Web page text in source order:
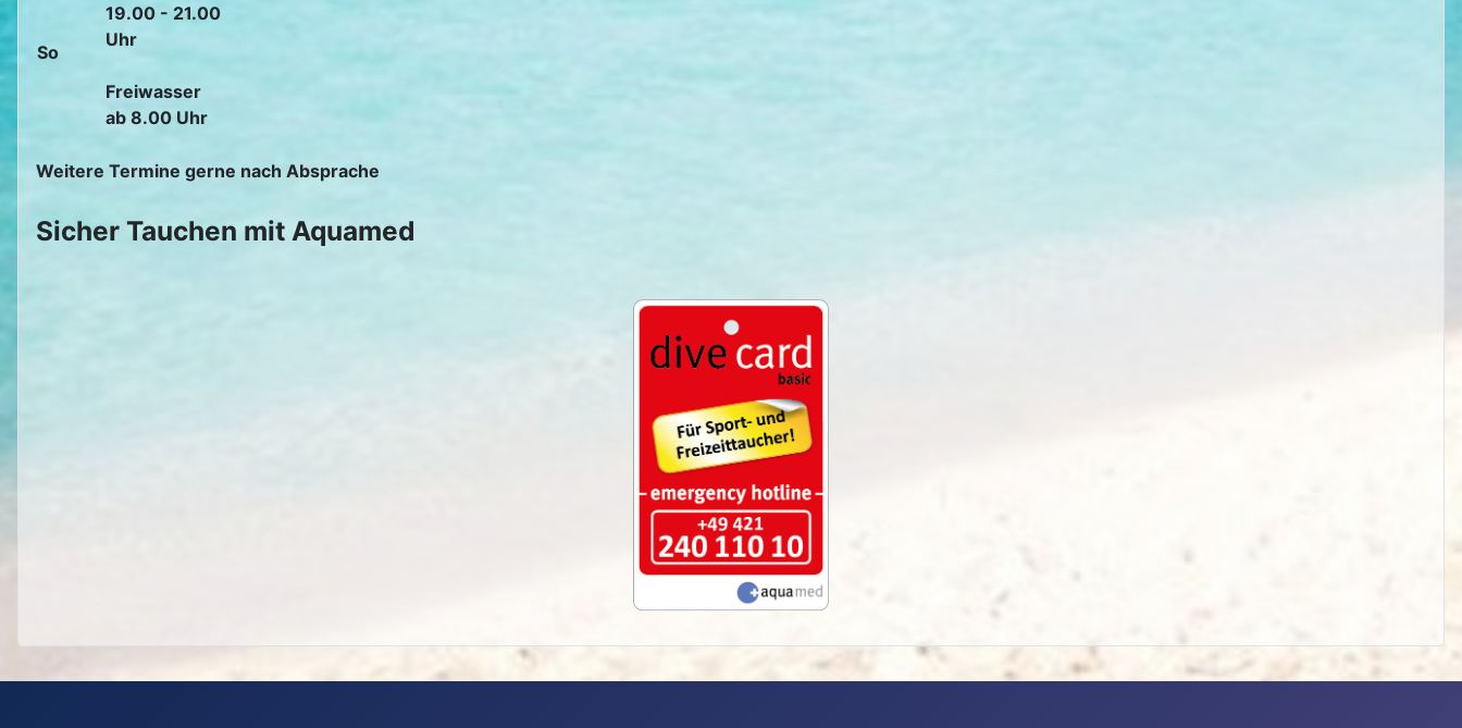
So
19.00 - 21.00
Uhr
Freiwasser
ab 8.00 Uhr
Weitere Termine gerne nach Absprache
Sicher Tauchen mit Aquamed